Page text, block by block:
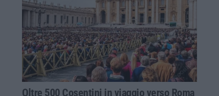
Oltre 500 Cosentini in viaggio verso Roma